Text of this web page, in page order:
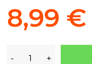
8,99 €
- +